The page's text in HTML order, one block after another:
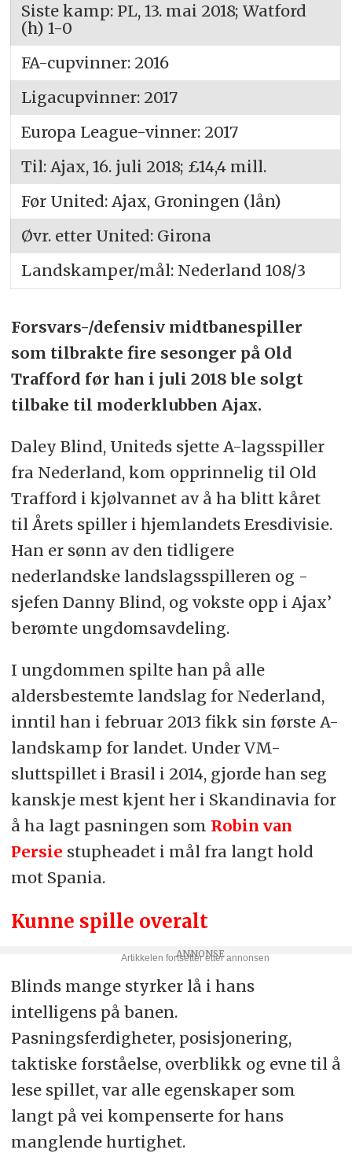
Siste kamp: PL, 13. mai 2018; Watford
(h) 1-0
FA-cupvinner: 2016
Ligacupvinner: 2017
Europa League-vinner: 2017
Til: Ajax, 16. juli 2018; £14,4 mill.
Før United: Ajax, Groningen (lån)
Øvr. etter United: Girona
Landskamper/mål: Nederland 108/3
Forsvars-/defensiv midtbanespiller
som tilbrakte fire sesonger på Old
Trafford før han i juli 2018 ble solgt
tilbake til moderklubben Ajax.
Daley Blind, Uniteds sjette A-lagsspiller
fra Nederland, kom opprinnelig til Old
Trafford i kjølvannet av å ha blitt kåret
til Årets spiller i hjemlandets Eresdivisie.
Han er sønn av den tidligere
nederlandske landslagsspilleren og -
sjefen Danny Blind, og vokste opp i Ajax’
berømte ungdomsavdeling.
I ungdommen spilte han på alle
aldersbestemte landslag for Nederland,
inntil han i februar 2013 fikk sin første A-
landskamp for landet. Under VM-
sluttspillet i Brasil i 2014, gjorde han seg
kanskje mest kjent her i Skandinavia for
å ha lagt pasningen som Robin van
Persie stupheadet i mål fra langt hold
mot Spania.
Kunne spille overalt
Blinds mange styrker lå i hans
intelligens på banen.
Pasningsferdigheter, posisjonering,
taktiske forståelse, overblikk og evne til å
lese spillet, var alle egenskaper som
langt på vei kompenserte for hans
manglende hurtighet.